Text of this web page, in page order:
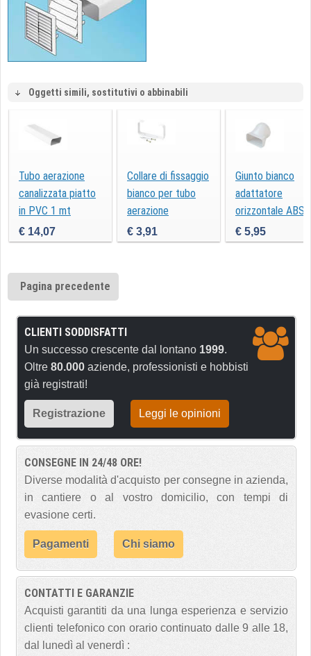
Oggetti simili, sostitutivi o abbinabili
Tubo aerazione
canalizzata piatto
in PVC 1 mt
€ 14,07
Collare di fissaggio
bianco per tubo
aerazione
€ 3,91
Giunto bianco
adattatore
orizzontale ABS
per tubo piatto
€ 5,95
Pagina precedente
CLIENTI SODDISFATTI
Un successo crescente dal lontano 1999.
Oltre 80.000 aziende, professionisti e hobbisti
già registrati!
Registrazione Leggi le opinioni
CONSEGNE IN 24/48 ORE!
Diverse modalità d'acquisto per consegne in azienda,
in cantiere o al vostro domicilio, con tempi di
evasione certi.
Pagamenti Chi siamo
CONTATTI E GARANZIE
Acquisti garantiti da una lunga esperienza e servizio
clienti telefonico con orario continuato dalle 9 alle 18,
dal lunedì al venerdì :